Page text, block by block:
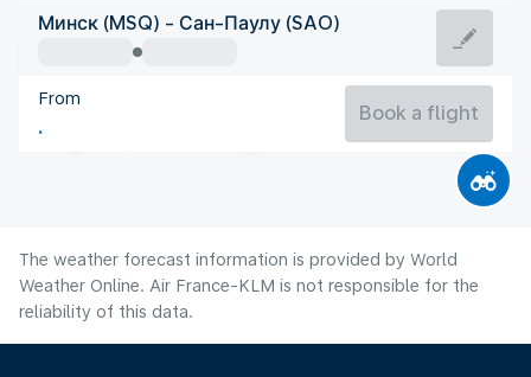
Brazil
São Paulo
Brazil
Минск (MSQ) - Сан-Паулу (SAO)
From
Book a flight
The weather forecast information is provided by World
Weather Online. Air France-KLM is not responsible for the
reliability of this data.